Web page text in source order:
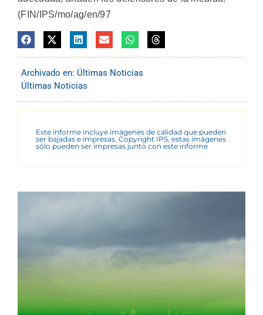
(FIN/IPS/mo/ag/en/97
Archivado en: Últimas Noticias
Últimas Noticias
Este informe incluye imágenes de calidad que pueden
ser bajadas e impresas. Copyright IPS, estas imágenes
sólo pueden ser impresas junto con este informe